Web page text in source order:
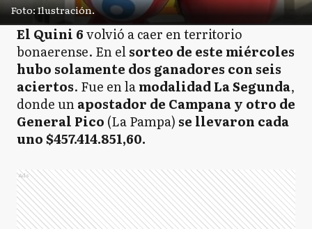
Foto: Ilustración.
El Quini 6volvió a caer en territorio
bonaerense. En elsorteo de este miércoles
hubo solamente dos ganadores con seis
aciertos. Fue en lamodalidad La Segunda,
donde unapostador de Campana y otro de
General Pico (La Pampa) se llevaron cada
uno $457.414.851,60.
Ads